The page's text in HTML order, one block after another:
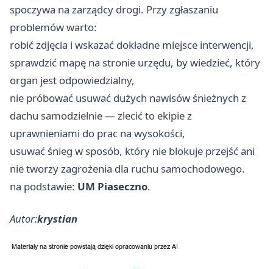
spoczywa na zarządcy drogi. Przy zgłaszaniu
problemów warto:
robić zdjęcia i wskazać dokładne miejsce interwencji,
sprawdzić mapę na stronie urzędu, by wiedzieć, który
organ jest odpowiedzialny,
nie próbować usuwać dużych nawisów śnieżnych z
dachu samodzielnie — zlecić to ekipie z
uprawnieniami do prac na wysokości,
usuwać śnieg w sposób, który nie blokuje przejść ani
nie tworzy zagrożenia dla ruchu samochodowego.
na podstawie: UM Piaseczno.
Autor:krystian